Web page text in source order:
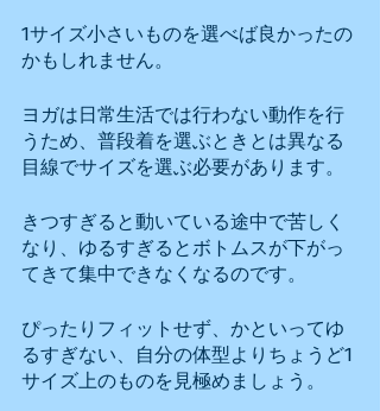
1サイズ小さいものを選べば良かったの
かもしれません。
ヨガは日常生活では行わない動作を行
うため、普段着を選ぶときとは異なる
目線でサイズを選ぶ必要があります。
きつすぎると動いている途中で苦しく
なり、ゆるすぎるとボトムスが下がっ
てきて集中できなくなるのです。
ぴったりフィットせず、かといってゆ
るすぎない、自分の体型よりちょうど1
サイズ上のものを見極めましょう。